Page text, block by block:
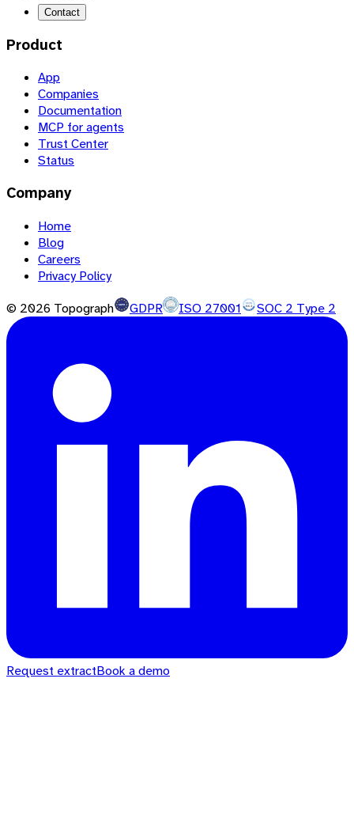
Contact
Product
App
Companies
Documentation
MCP for agents
Trust Center
Status
Company
Home
Blog
Careers
Privacy Policy
© 2026 Topograph GDPR ISO 27001 SOC 2 Type 2
Request extractBook a demo